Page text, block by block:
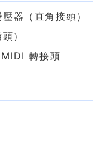
器（直角接頭）
）
轉接頭